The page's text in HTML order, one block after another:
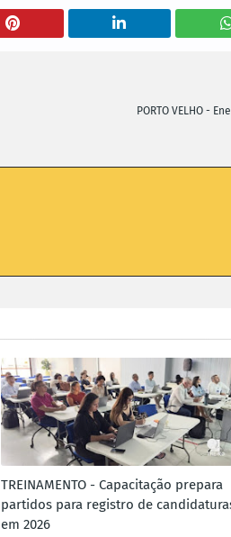
PORTO VELHO -
TREINAMENTO - Capacitação prepara
partidos para registro de
em 2026